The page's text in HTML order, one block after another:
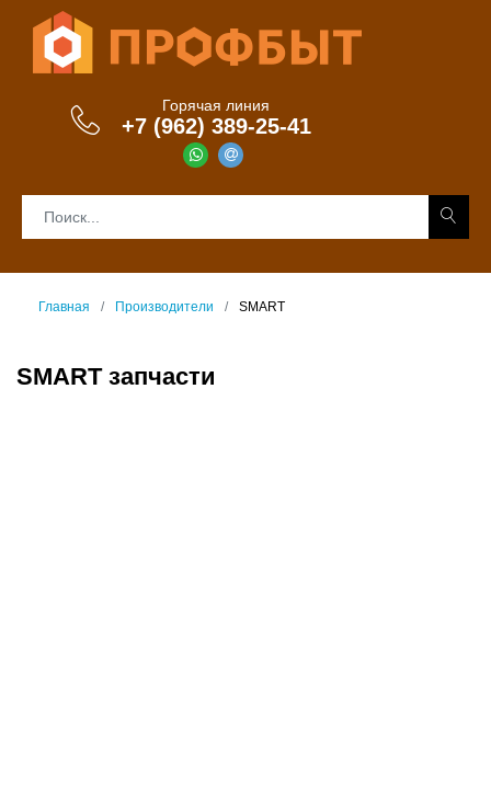
Горячая линия
+7 (962) 389-25-41
Главная Производители SMART
SMART запчасти